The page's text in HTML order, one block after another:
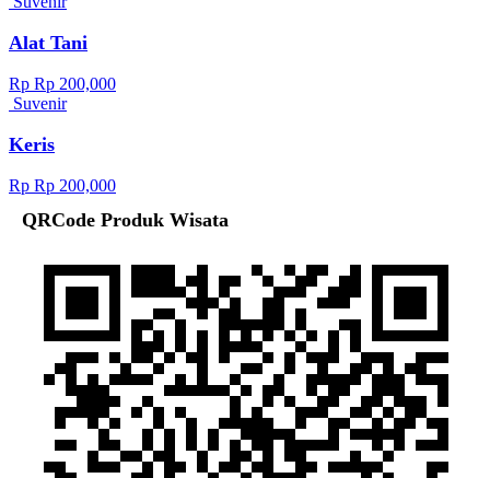
Alat Tani
Rp Rp 200,000
Suvenir
Keris
Rp Rp 200,000
QRCode Produk Wisata